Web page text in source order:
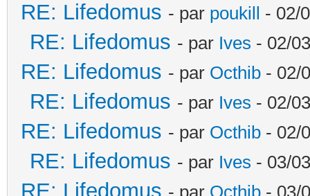
RE: Lifedomus - par poukill - 02/
RE: Lifedomus - par Ives - 02/
RE: Lifedomus - par Octhib - 02/
RE: Lifedomus - par Ives - 02/
RE: Lifedomus - par Octhib - 02/
RE: Lifedomus - par Ives - 03/
RE: Lifedomus - par Octhib - 03/